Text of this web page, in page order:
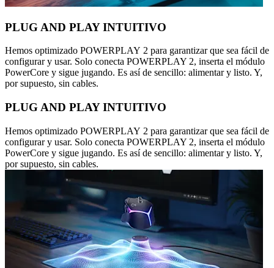
PLUG AND PLAY INTUITIVO
Hemos optimizado POWERPLAY 2 para garantizar que sea fácil de
configurar y usar. Solo conecta POWERPLAY 2, inserta el módulo
PowerCore y sigue jugando. Es así de sencillo: alimentar y listo. Y,
por supuesto, sin cables.
PLUG AND PLAY INTUITIVO
Hemos optimizado POWERPLAY 2 para garantizar que sea fácil de
configurar y usar. Solo conecta POWERPLAY 2, inserta el módulo
PowerCore y sigue jugando. Es así de sencillo: alimentar y listo. Y,
por supuesto, sin cables.